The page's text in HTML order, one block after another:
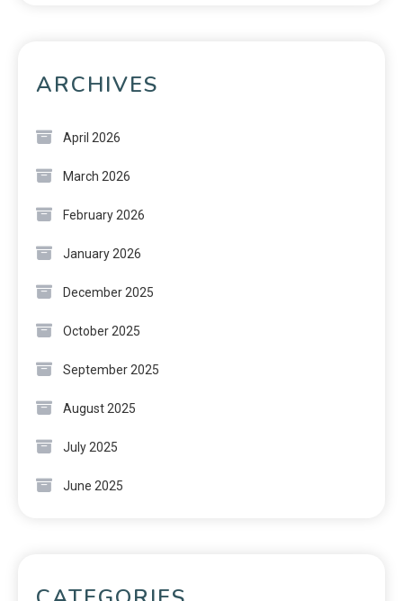
ARCHIVES
April 2026
March 2026
February 2026
January 2026
December 2025
October 2025
September 2025
August 2025
July 2025
June 2025